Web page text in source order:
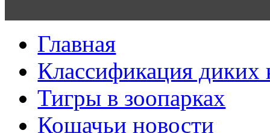
Главная
Классификация диких
Тигры в зоопарках
Кошачьи новости